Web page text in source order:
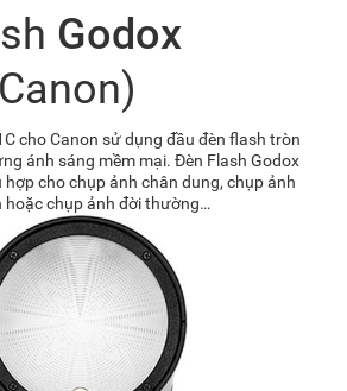
Godox
cho Canon sử dụng đầu đèn flash tròn
ánh sáng mềm mại. Đèn Flash Godox
hợp cho chụp ảnh chân dung, chụp ảnh
hoặc chụp ảnh đời thường…